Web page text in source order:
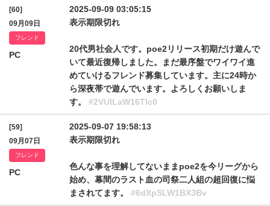
[60]
09月09日
フレンド
PC
2025-09-09 03:05:15
表示期限切れ
20代男社会人です。poe2リリース初期だけ遊んで
いて最近復帰しました。まだ最序盤でワイワイ進
めていけるフレンド募集しています。主に24時か
ら深夜帯で遊んでいます。よろしくお願いしま
す。 #2VUlLaW16Tlc0
[59]
09月07日
フレンド
PC
2025-09-07 19:58:13
表示期限切れ
色んな事を理解してないままpoe2を今リーグから
始め、幕間のラスト血の司祭二人組の超回復に悩
まされてます。 #6dXpSLW1BX3Bv